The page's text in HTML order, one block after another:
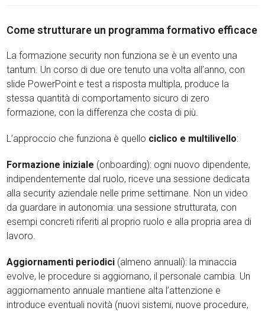
Come strutturare un programma formativo efficace
La formazione security non funziona se è un evento una
tantum. Un corso di due ore tenuto una volta all’anno, con
slide PowerPoint e test a risposta multipla, produce la
stessa quantità di comportamento sicuro di zero
formazione, con la differenza che costa di più.
L’approccio che funziona è quello ciclico e multilivello:
Formazione iniziale (onboarding): ogni nuovo dipendente,
indipendentemente dal ruolo, riceve una sessione dedicata
alla security aziendale nelle prime settimane. Non un video
da guardare in autonomia: una sessione strutturata, con
esempi concreti riferiti al proprio ruolo e alla propria area di
lavoro.
Aggiornamenti periodici (almeno annuali): la minaccia
evolve, le procedure si aggiornano, il personale cambia. Un
aggiornamento annuale mantiene alta l’attenzione e
introduce eventuali novità (nuovi sistemi, nuove procedure,